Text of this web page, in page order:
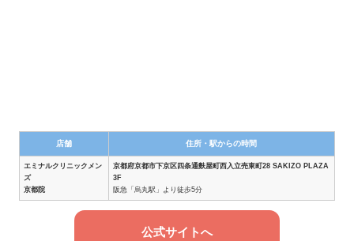
店舗 住所・駅からの時間
エミナルクリニックメン
ズ
京都院
京都府京都市下京区四条通麩屋町西入立売東町28 SAKIZO PLAZA
3F
阪急「烏丸駅」より徒歩5分
公式サイトへ